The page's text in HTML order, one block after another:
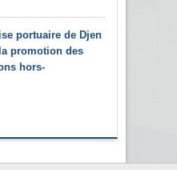
portuaire de Djen
promotion des
hors-